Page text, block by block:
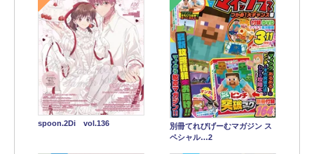
spoon.2Di vol.136
別冊てれびげーむマガジン ス
ペシャル…2